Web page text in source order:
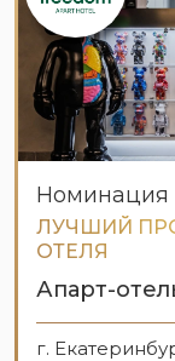
Номинация
ЛУЧШИЙ
ОТЕЛЯ
Апарт-
г.